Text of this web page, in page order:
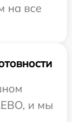
на все
и мы